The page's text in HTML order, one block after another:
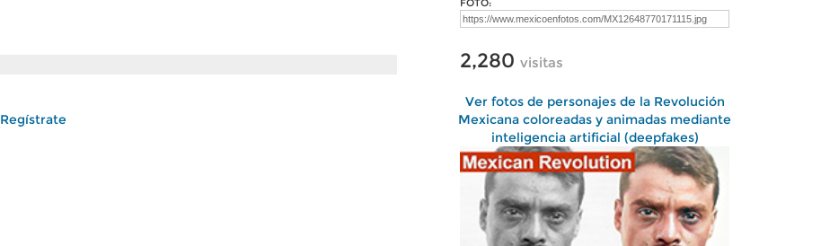
Regístrate
FOTO:
2,280 visitas
Ver fotos de personajes de la Revolución
Mexicana coloreadas y animadas mediante
inteligencia artificial (deepfakes)